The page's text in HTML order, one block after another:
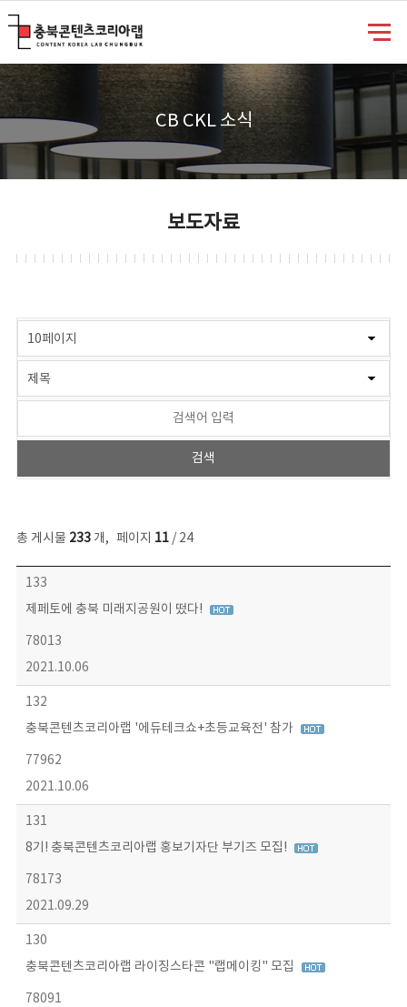
CB CKL 소식
보도자료
총 게시물 233개, 페이지 11/ 24
보도자료 목록 - 번호, 제목, 작성자, 파일, 조회수, 작성일 정보 제공
133
제페토에 충북 미래지공원이 떴다!
78013
2021.10.06
132
충북콘텐츠코리아랩 '에듀테크쇼+초등교육전' 참가
77962
2021.10.06
131
8기! 충북콘텐츠코리아랩 홍보기자단 부기즈 모집!
78173
2021.09.29
130
충북콘텐츠코리아랩 라이징스타콘 "랩메이킹" 모집
78091